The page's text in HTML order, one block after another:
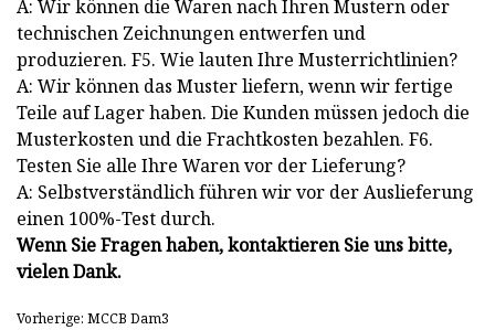
A: Wir können die Waren nach Ihren Mustern oder
technischen Zeichnungen entwerfen und
produzieren. F5. Wie lauten Ihre Musterrichtlinien?
A: Wir können das Muster liefern, wenn wir fertige
Teile auf Lager haben. Die Kunden müssen jedoch die
Musterkosten und die Frachtkosten bezahlen. F6.
Testen Sie alle Ihre Waren vor der Lieferung?
A: Selbstverständlich führen wir vor der Auslieferung
einen 100%-Test durch.
Wenn Sie Fragen haben, kontaktieren Sie uns bitte,
vielen Dank.
Vorherige: MCCB Dam3